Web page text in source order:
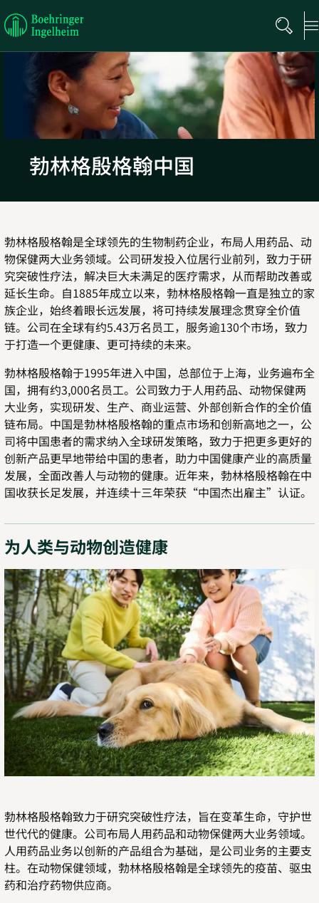
Boehringer
Ingelheim
勃林格殷格翰中国
勃林格殷格翰是全球领先的生物制药企业，布局人用药品、动
物保健两大业务领域。公司研发投入位居行业前列，致力于研
究突破性疗法，解决巨大未满足的医疗需求，从而帮助改善或
延长生命。自1885年成立以来，勃林格殷格翰一直是独立的家
族企业，始终着眼长远发展，将可持续发展理念贯穿全价值
链。公司在全球有约5.43万名员工，服务逾130个市场，致力
于打造一个更健康、更可持续的未来。
勃林格殷格翰于1995年进入中国，总部位于上海，业务遍布全
国，拥有约3,000名员工。公司致力于人用药品、动物保健两
大业务，实现研发、生产、商业运营、外部创新合作的全价值
链布局。中国是勃林格殷格翰的重点市场和创新高地之一，公
司将中国患者的需求纳入全球研发策略，致力于把更多更好的
创新产品更早地带给中国的患者，助力中国健康产业的高质量
发展，全面改善人与动物的健康。近年来，勃林格殷格翰在中
国收获长足发展，并连续十三年荣获“中国杰出雇主”认证。
为人类与动物创造健康
勃林格殷格翰致力于研究突破性疗法，旨在变革生命，守护世
世代代的健康。公司布局人用药品和动物保健两大业务领域。
人用药品业务以创新的产品组合为基础，是公司业务的主要支
柱。在动物保健领域，勃林格殷格翰是全球领先的疫苗、驱虫
药和治疗药物供应商。